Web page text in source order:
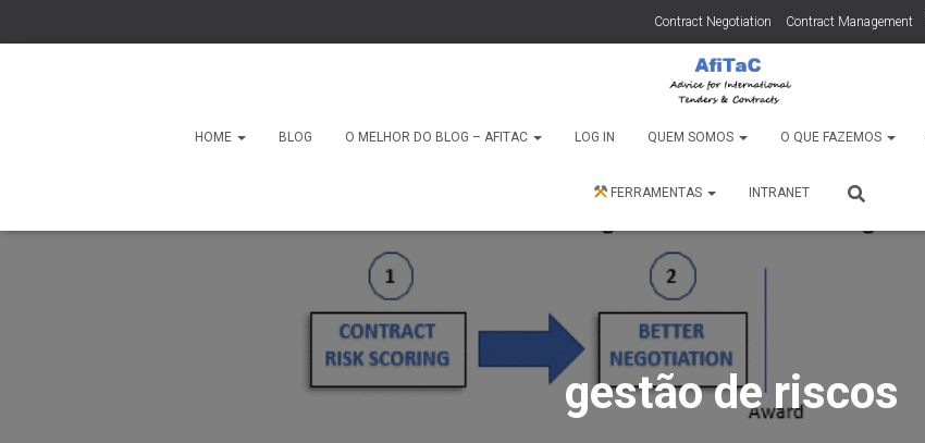
Contract Negotiation Contract Management
HOME BLOG O MELHOR DO BLOG – AFITAC LOG IN QUEM SOMOS O QUE FAZEMOS
FERRAMENTAS INTRANET
gestão de riscos